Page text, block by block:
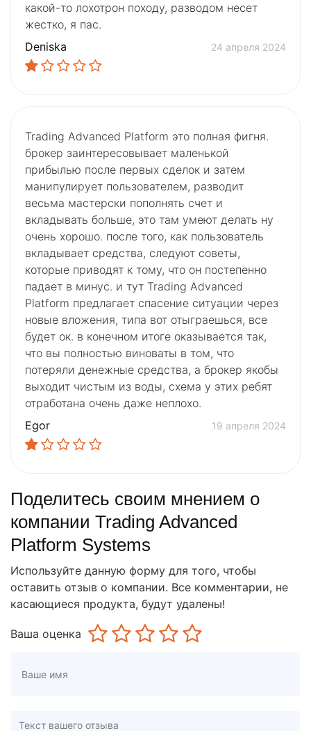
какой-то лохотрон походу, разводом несет
жестко, я пас.
Deniska
24 апреля 2024
Trading Advanced Platform это полная фигня.
брокер заинтересовывает маленькой
прибылью после первых сделок и затем
манипулирует пользователем, разводит
весьма мастерски пополнять счет и
вкладывать больше, это там умеют делать ну
очень хорошо. после того, как пользователь
вкладывает средства, следуют советы,
которые приводят к тому, что он постепенно
падает в минус. и тут Trading Advanced
Platform предлагает спасение ситуации через
новые вложения, типа вот отыграешься, все
будет ок. в конечном итоге оказывается так,
что вы полностью виноваты в том, что
потеряли денежные средства, а брокер якобы
выходит чистым из воды, схема у этих ребят
отработана очень даже неплохо.
Egor
19 апреля 2024
Поделитесь своим мнением о
компании Trading Advanced
Platform Systems
Используйте данную форму для того, чтобы
оставить отзыв о компании. Все комментарии, не
касающиеся продукта, будут удалены!
Ваша оценка